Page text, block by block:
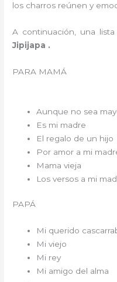
los charros reúnen y
A continuación, una
Jipijapa .
Aunque no sea
Es mi madre
El regalo de un hijo
Por amor a mi
Mama vieja
Los versos a mi
PAPÁ
Mi querido
Mi viejo
Mi rey
Mi amigo del alma